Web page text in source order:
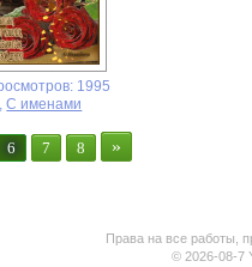
1995
,С именами
6 7 8 »
Права на все работы,
© 2026-08-7